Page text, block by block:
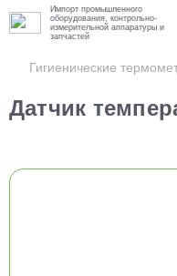
Импорт промышленного
оборудования, контрольно-
измерительной аппаратуры и
запчастей
Гигиенические
Датчик